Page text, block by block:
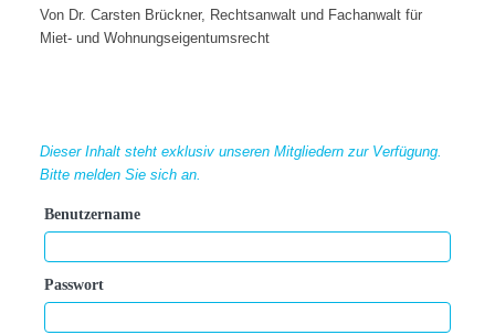
Von Dr. Carsten Brückner, Rechtsanwalt und Fachanwalt für
Miet- und Wohnungseigentumsrecht
Dieser Inhalt steht exklusiv unseren Mitgliedern zur Verfügung.
Bitte melden Sie sich an.
Benutzername
Passwort